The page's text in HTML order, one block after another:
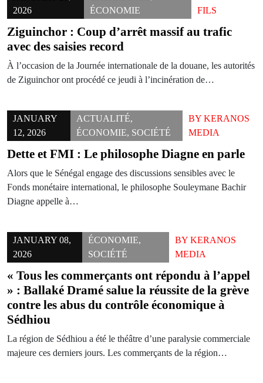
2026
ÉCONOMIE
FILS
Ziguinchor : Coup d’arrêt massif au trafic
avec des saisies record
À l’occasion de la Journée internationale de la douane, les autorités
de Ziguinchor ont procédé ce jeudi à l’incinération de…
JANUARY
12, 2026
ACTUALITÉ,
ÉCONOMIE, SOCIÉTÉ
BY KERANOS
MEDIA
Dette et FMI : Le philosophe Diagne en parle
Alors que le Sénégal engage des discussions sensibles avec le
Fonds monétaire international, le philosophe Souleymane Bachir
Diagne appelle à…
JANUARY 08,
2026
ÉCONOMIE,
SOCIÉTÉ
BY KERANOS
MEDIA
« Tous les commerçants ont répondu à l’appel
» : Ballaké Dramé salue la réussite de la grève
contre les abus du contrôle économique à
Sédhiou
La région de Sédhiou a été le théâtre d’une paralysie commerciale
majeure ces derniers jours. Les commerçants de la région…